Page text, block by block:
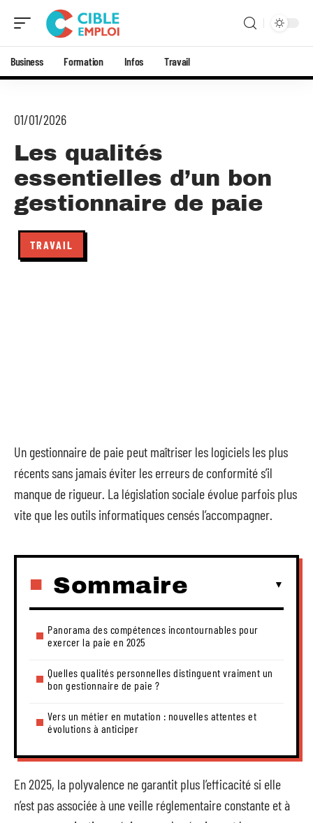
Business Formation Infos Travail
01/01/2026
Les qualités
essentielles d’un bon
gestionnaire de paie
TRAVAIL
Un gestionnaire de paie peut maîtriser les logiciels les plus
récents sans jamais éviter les erreurs de conformité s’il
manque de rigueur. La législation sociale évolue parfois plus
vite que les outils informatiques censés l’accompagner.
Sommaire
Panorama des compétences incontournables pour
exercer la paie en 2025
Quelles qualités personnelles distinguent vraiment un
bon gestionnaire de paie ?
Vers un métier en mutation : nouvelles attentes et
évolutions à anticiper
En 2025, la polyvalence ne garantit plus l’efficacité si elle
n’est pas associée à une veille réglementaire constante et à